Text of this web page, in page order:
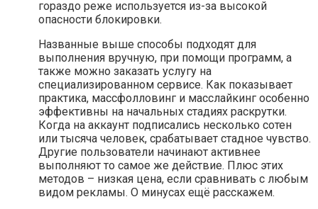
гораздо реже используется из-за высокой
опасности блокировки.
Названные выше способы подходят для
выполнения вручную, при помощи программ, а
также можно заказать услугу на
специализированном сервисе. Как показывает
практика, массфолловинг и масслайкинг особенно
эффективны на начальных стадиях раскрутки.
Когда на аккаунт подписались несколько сотен
или тысяча человек, срабатывает стадное чувство.
Другие пользователи начинают активнее
выполняют то самое же действие. Плюс этих
методов – низкая цена, если сравнивать с любым
видом рекламы. О минусах ещё расскажем.